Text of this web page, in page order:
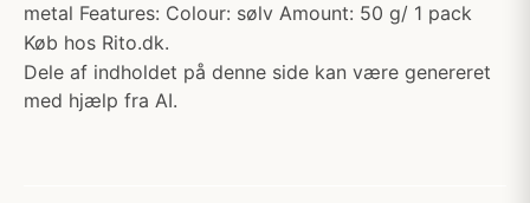
metal Features: Colour: sølv Amount: 50 g/ 1 pack
Køb hos Rito.dk.
Dele af indholdet på denne side kan være genereret
med hjælp fra AI.